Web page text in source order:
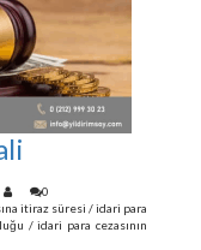
0
itiraz süresi /idari para
/idari para cezasının